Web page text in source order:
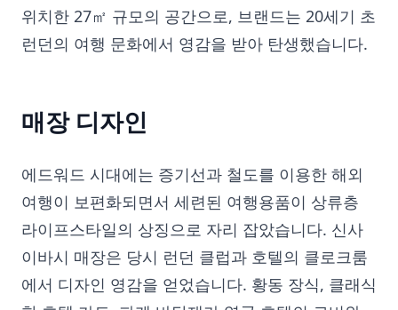
위치한 27㎡ 규모의 공간으로, 브랜드는 20세기 초
런던의 여행 문화에서 영감을 받아 탄생했습니다.
매장 디자인
에드워드 시대에는 증기선과 철도를 이용한 해외
여행이 보편화되면서 세련된 여행용품이 상류층
라이프스타일의 상징으로 자리 잡았습니다. 신사
이바시 매장은 당시 런던 클럽과 호텔의 클로크룸
에서 디자인 영감을 얻었습니다. 황동 장식, 클래식